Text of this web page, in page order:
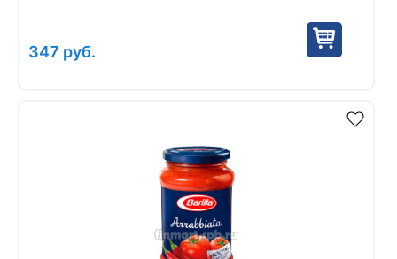
347 руб.